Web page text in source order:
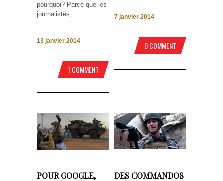
pourquoi? Parce que les
journalistes,...
13 janvier 2014
1 COMMENT
7 janvier 2014
0 COMMENT
POUR GOOGLE,
DES COMMANDOS